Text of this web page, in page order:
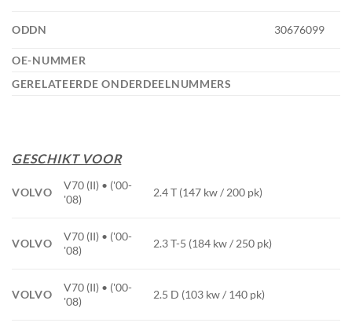
ODDN 30676099
OE-NUMMER
GERELATEERDE ONDERDEELNUMMERS
GESCHIKT VOOR
VOLVO
V70 (II) • ('00-
'08)
2.4 T (147 kw / 200 pk)
VOLVO
V70 (II) • ('00-
'08)
2.3 T-5 (184 kw / 250 pk)
VOLVO
V70 (II) • ('00-
'08)
2.5 D (103 kw / 140 pk)